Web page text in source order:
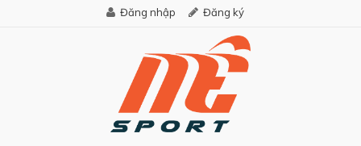
Đăng nhập Đăng ký